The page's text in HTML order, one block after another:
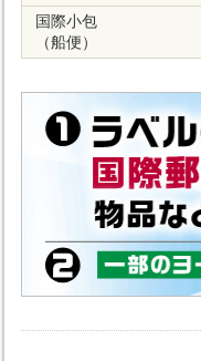
国際小包
（船便）